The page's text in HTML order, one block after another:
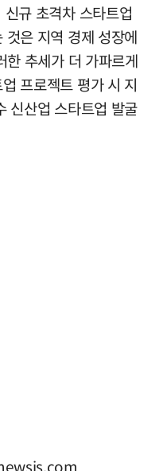
규 초격차 스타트업
은 지역 경제 성장에
추세가 더 가파르게
프로젝트 평가 시 지
신산업 스타트업 발굴